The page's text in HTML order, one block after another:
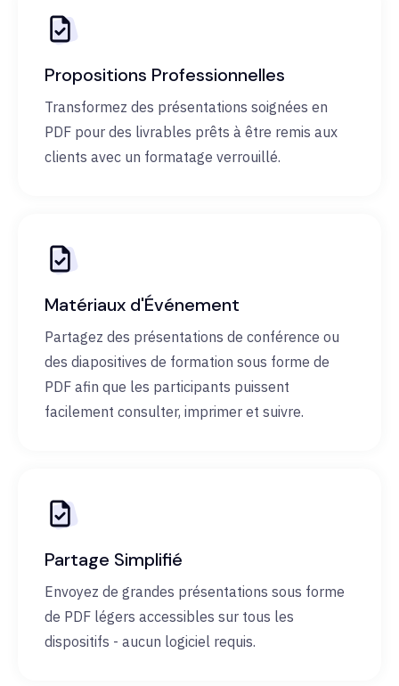
Propositions Professionnelles
Transformez des présentations soignées en
PDF pour des livrables prêts à être remis aux
clients avec un formatage verrouillé.
Matériaux d'Événement
Partagez des présentations de conférence ou
des diapositives de formation sous forme de
PDF afin que les participants puissent
facilement consulter, imprimer et suivre.
Partage Simplifié
Envoyez de grandes présentations sous forme
de PDF légers accessibles sur tous les
dispositifs - aucun logiciel requis.